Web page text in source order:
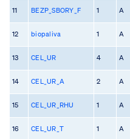
11 BEZP_SBORY_F 1 A
12 biopaliva 1 A
13 CEL_UR 4 A
14 CEL_UR_A 2 A
15 CEL_UR_RHU 1 A
16 CEL_UR_T 1 A